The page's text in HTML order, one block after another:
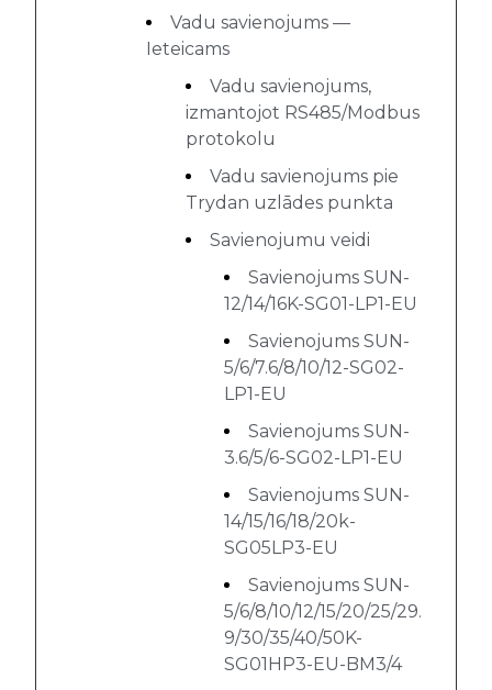
Vadu savienojums —
Ieteicams
Vadu savienojums,
izmantojot RS485/Modbus
protokolu
Vadu savienojums pie
Trydan uzlādes punkta
Savienojumu veidi
Savienojums SUN-
12/14/16K-SG01-LP1-EU
Savienojums SUN-
5/6/7.6/8/10/12-SG02-
LP1-EU
Savienojums SUN-
3.6/5/6-SG02-LP1-EU
Savienojums SUN-
14/15/16/18/20k-
SG05LP3-EU
Savienojums SUN-
5/6/8/10/12/15/20/25/29.
9/30/35/40/50K-
SG01HP3-EU-BM3/4